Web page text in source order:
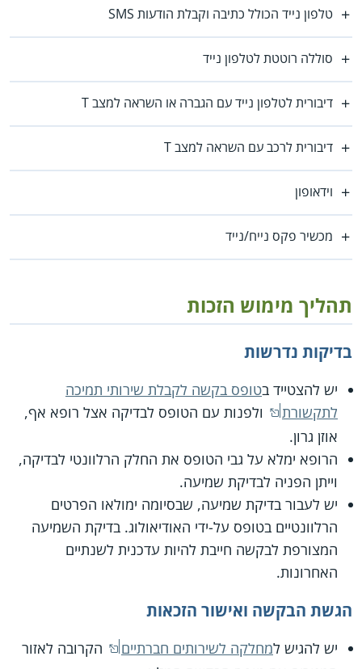
טלפון נייד הכולל כתיבה וקבלת הודעות SMS
סוללה רוטטת לטלפון נייד
דיבורית לטלפון נייד עם הגברה או השראה למצב T
דיבורית לרכב עם השראה למצב T
וידאופון
מכשיר פקס נייח/נייד
תהליך מימוש הזכות
בדיקות נדרשות
יש להצטייד בטופס בקשה לקבלת שירותי תמיכה
לתקשורת
ולפנות עם הטופס לבדיקה אצל רופא אף,
אוזן גרון.
הרופא ימלא על גבי הטופס את החלק הרלוונטי לבדיקה,
וייתן הפניה לבדיקת שמיעה.
יש לעבור בדיקת שמיעה, שבסיומה ימולאו הפרטים
הרלוונטיים בטופס על-ידי האודיאולוג. בדיקת השמיעה
המצורפת לבקשה חייבת להיות עדכנית לשנתיים
האחרונות.
הגשת הבקשה ואישור הזכאות
יש להגיש למחלקה לשירותים חברתיים
הקרובה לאזור